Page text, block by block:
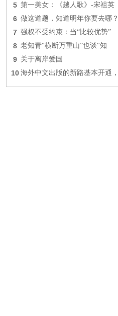
5 第一美女：《越人歌》-宋祖英
6 做这道题，知道明年你要去哪？
7 强权不受约束：当“比较优势”
8 老知青“横断万重山”也谈“知
9 关于离岸爱国
10 海外中文出版的新路基本开通，